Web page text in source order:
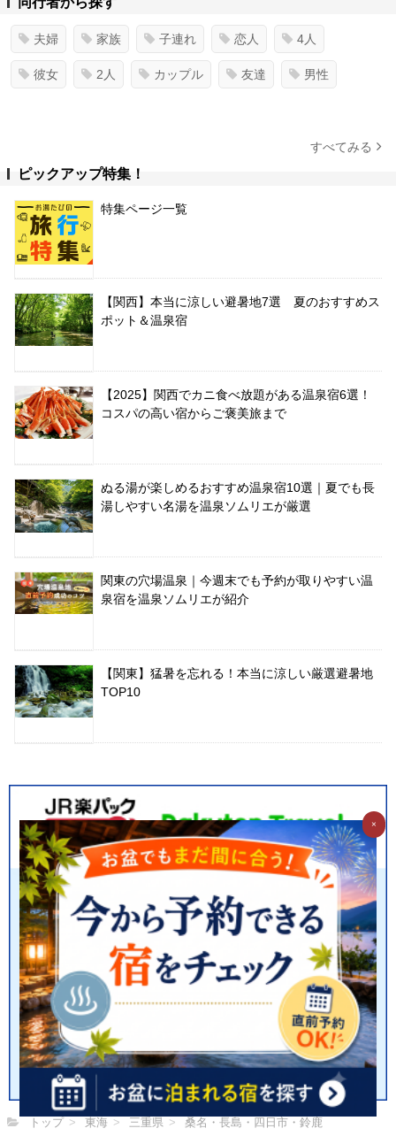
夫婦 家族 子連れ 恋人 4人
彼女 2人 カップル 友達 男性
すべてみる
ピックアップ特集！
特集ページ一覧
【関西】本当に涼しい避暑地7選 夏のおすすめス
ポット＆温泉宿
【2025】関西でカニ食べ放題がある温泉宿6選！
コスパの高い宿からご褒美旅まで
ぬる湯が楽しめるおすすめ温泉宿10選｜夏でも長
湯しやすい名湯を温泉ソムリエが厳選
関東の穴場温泉｜今週末でも予約が取りやすい温
泉宿を温泉ソムリエが紹介
【関東】猛暑を忘れる！本当に涼しい厳選避暑地
TOP10
トップ 東海 三重県 桑名・長島・四日市・鈴鹿
×